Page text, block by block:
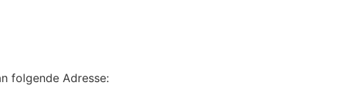
folgende Adresse: